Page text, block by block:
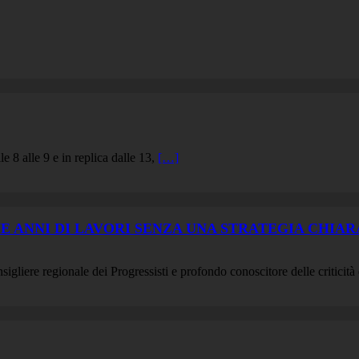
8 alle 9 e in replica dalle 13, […]
ANNI DI LAVORI SENZA UNA STRATEGIA
regionale dei Progressisti e profondo conoscitore delle